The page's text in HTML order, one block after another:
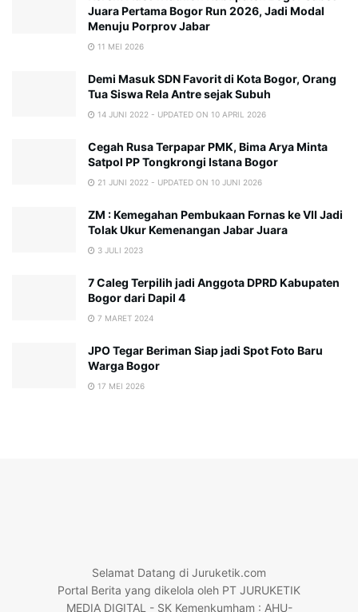
Juara Pertama Bogor Run 2026, Jadi Modal
Menuju Porprov Jabar
11 MEI 2026
Demi Masuk SDN Favorit di Kota Bogor, Orang
Tua Siswa Rela Antre sejak Subuh
14 JUNI 2022 - UPDATED ON 10 APRIL 2026
Cegah Rusa Terpapar PMK, Bima Arya Minta
Satpol PP Tongkrongi Istana Bogor
21 JUNI 2022 - UPDATED ON 10 JUNI 2026
ZM : Kemegahan Pembukaan Fornas ke VII Jadi
Tolak Ukur Kemenangan Jabar Juara
3 JULI 2023
7 Caleg Terpilih jadi Anggota DPRD Kabupaten
Bogor dari Dapil 4
7 MARET 2024
JPO Tegar Beriman Siap jadi Spot Foto Baru
Warga Bogor
17 MEI 2026
Selamat Datang di Juruketik.com
Portal Berita yang dikelola oleh PT JURUKETIK
MEDIA DIGITAL - SK Kemenkumham : AHU-